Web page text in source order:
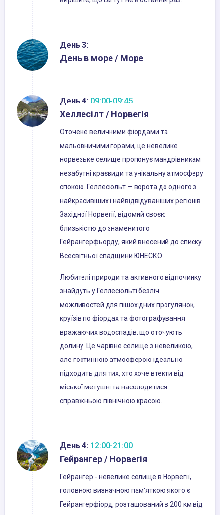
День 3:
День в море / Море
День 4: 09:00-09:45
Хеллесілт / Норвегія
Оточене величними фіордами та
мальовничими горами, це невелике
норвезьке селище пропонує мандрівникам
незабутні краєвиди та унікальну атмосферу
спокою. Геллесюльт — ворота до одного з
найкрасивіших і найвідвідуваніших регіонів
Західної Норвегії, відомий своєю
близькістю до знаменитого
Гейрангерфьорду, який внесений до списку
Всесвітньої спадщини ЮНЕСКО.
Любителі природи та активного відпочинку
знайдуть у Геллесюльті безліч
можливостей для пішохідних прогулянок,
круїзів по фіордах та фотографування
вражаючих водоспадів, що оточують
долину. Це чарівне селище з невеликою,
але гостинною атмосферою ідеально
підходить для тих, хто хоче втекти від
міської метушні та насолодитися
справжньою північною красою.
День 4: 12:00-21:00
Гейрангер / Норвегія
Гейрангер - невелике селище в Норвегії,
головною визначною пам'яткою якого є
Гейрангерфіорд, розташований в 200 км від